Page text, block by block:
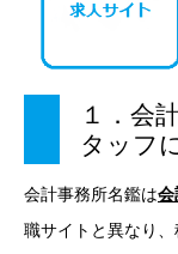
１．会
タッフ
会計事務所名鑑は会
職サイトと異なり